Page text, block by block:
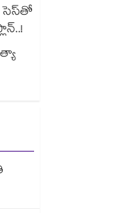
సెస్‌తో